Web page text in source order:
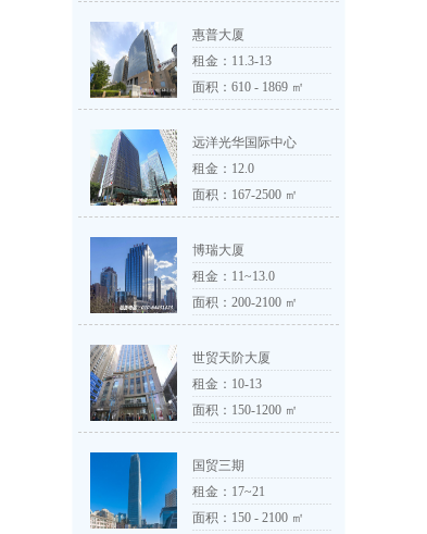
惠普大厦
租金： 11.3-13
面积：610 - 1869 ㎡
远洋光华国际中心
租金： 12.0
面积：167-2500 ㎡
博瑞大厦
租金： 11~13.0
面积：200-2100 ㎡
世贸天阶大厦
租金： 10-13
面积：150-1200 ㎡
国贸三期
租金： 17~21
面积：150 - 2100 ㎡